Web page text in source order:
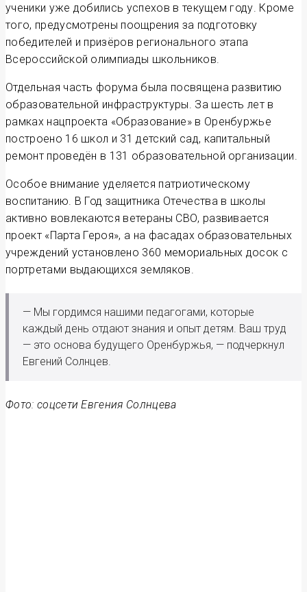
ученики уже добились успехов в текущем году. Кроме
того, предусмотрены поощрения за подготовку
победителей и призёров регионального этапа
Всероссийской олимпиады школьников.
Отдельная часть форума была посвящена развитию
образовательной инфраструктуры. За шесть лет в
рамках нацпроекта «Образование» в Оренбуржье
построено 16 школ и 31 детский сад, капитальный
ремонт проведён в 131 образовательной организации.
Особое внимание уделяется патриотическому
воспитанию. В Год защитника Отечества в школы
активно вовлекаются ветераны СВО, развивается
проект «Парта Героя», а на фасадах образовательных
учреждений установлено 360 мемориальных досок с
портретами выдающихся земляков.
— Мы гордимся нашими педагогами, которые
каждый день отдают знания и опыт детям. Ваш труд
— это основа будущего Оренбуржья, — подчеркнул
Евгений Солнцев.
Фото: соцсети Евгения Солнцева